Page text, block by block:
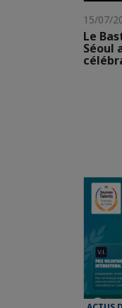
15/07/
Le
Séoul